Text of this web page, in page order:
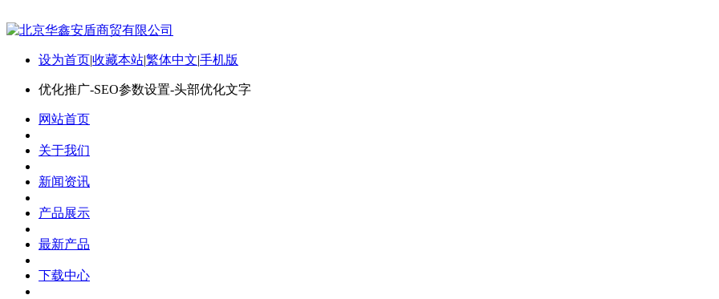
设为首页|收藏本站|繁体中文|手机版
优化推广-SEO参数设置-头部优化文字
网站首页
关于我们
新闻资讯
产品展示
最新产品
下载中心